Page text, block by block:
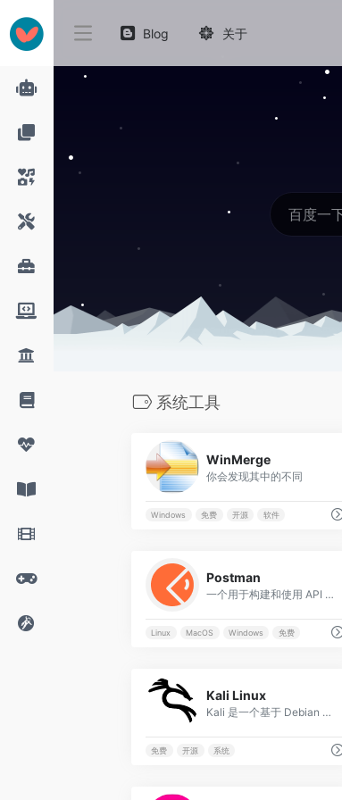
Blog 关于
系统工具
WinMerge
你会发现其中的不同
Windows 免费 开源 软件
Postman
一个用于构建和使用 API 的 API 平台
Linux MacOS Windows 免费
Kali Linux
Kali 是一个基于 Debian 的 Linux 发行版。
免费 开源 系统